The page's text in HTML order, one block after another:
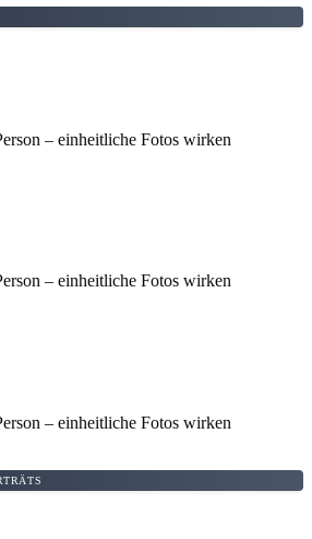
– einheitliche Fotos wirken
– einheitliche Fotos wirken
– einheitliche Fotos wirken